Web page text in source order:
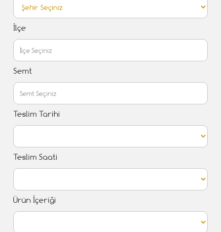
İlçe
Semt
Teslim Tarihi
Teslim Saati
Ürün İçeriği